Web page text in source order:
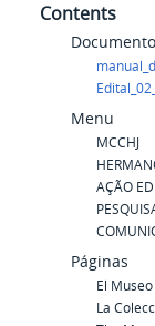
Contents
Menu
MCCHJ
AÇÃO
Páginas
El Museo
La